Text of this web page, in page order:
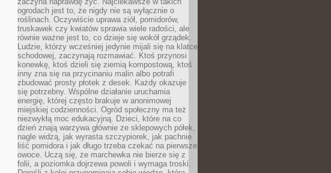
ogrodach jest to, że nigdy nie są wyłącznie o
roślinach. Oczywiście uprawa ziół, pomidorów,
truskawek czy kwiatów sprawia wiele radości, ale
równie ważne jest to, co dzieje się wokół grządek.
Ludzie, którzy wcześniej jedynie mijali się na klatce
schodowej, zaczynają rozmawiać. Ktoś przynosi
konewkę, ktoś dzieli się ziemią kompostową, ktoś
inny zna się na przycinaniu malin albo potrafi
zbudować prosty płotek z desek. Każdy okazuje
się potrzebny. Wspólne działanie uruchamia
energię, której często brakuje w anonimowej
miejskiej codzienności. Ogród społeczny ma też
niezwykłą moc edukacyjną. Dzieci, które na co
dzień znają warzywa głównie ze sklepowych półek,
nagle widzą, jak wyrasta szczypiorek, jak pachnie
liść pomidora i jak długo trzeba czekać na pierwsze
owoce. Uczą się, że marchewka nie bierze się z
folii, a poziomka dojrzewa powoli i wymaga troski.